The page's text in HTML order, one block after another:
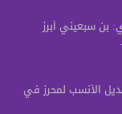
بن سبعيني أبرز
الأنسب لمحرز في